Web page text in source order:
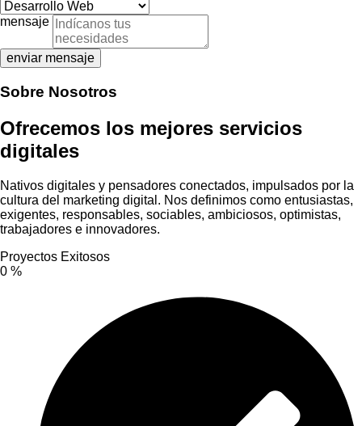
mensaje
enviar mensaje
Sobre Nosotros
Ofrecemos los mejores servicios
digitales
Nativos digitales y pensadores conectados, impulsados por la
cultura del marketing digital. Nos definimos como entusiastas,
exigentes, responsables, sociables, ambiciosos, optimistas,
trabajadores e innovadores.
Proyectos Exitosos
0 %